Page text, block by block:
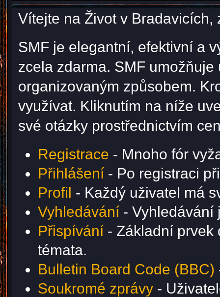
Vítejte na Život v
SMF je elegantní, efektivní a
zcela zdarma. SMF
organizovaným způsobem.
využívat. Kliknutím na níže
své otázky prostřednictvím
Registrace - Mnoho fór
Přihlášení - Po registraci
Profil - Každý uživatel má
Vyhledávání - Vyhledávání
Přispívání - Základní prvek
témata.
Bulletin Board Code (BBC)
Soukromé zprávy -